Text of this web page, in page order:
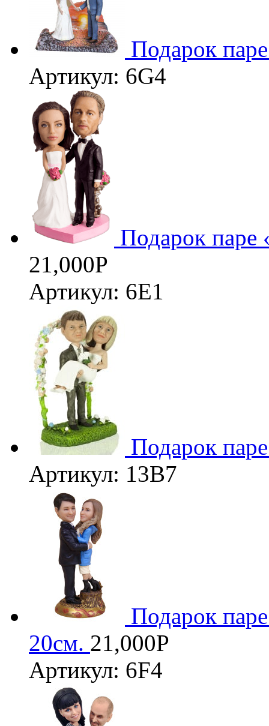
Подарок
Артикул: 6G4
Подарок паре
21,000Р
Артикул: 6Е1
Подарок
Артикул: 13B7
Подарок
20см. 21,000Р
Артикул: 6F4